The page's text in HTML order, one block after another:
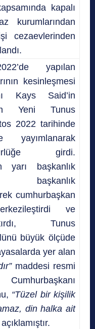
kapalı
kurumlarından
cezaevlerinden
yapılan
kesinleşmesi
Kays Said’in
Yeni Tunus
2022 tarihinde
yayımlanarak
girdi.
yarı başkanlık
başkanlık
cumhurbaşkan
ve
Tunus
büyük ölçüde
yer alan
maddesi resmi
Cumhurbaşkanı
“Tüzel bir kişilik
din halka ait